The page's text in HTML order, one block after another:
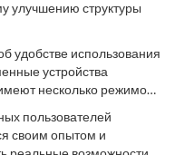
улучшению структуры
удобстве использования
устройства
несколько режимов
инструкции на
консультации
пользователей
своим опытом и